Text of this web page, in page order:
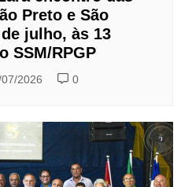
Preto e São
julho, às 13
SSM/RPGP
2026 0